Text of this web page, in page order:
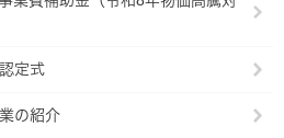
定式
の紹介